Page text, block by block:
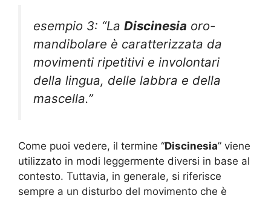
esempio 3: “La Discinesia oro-
mandibolare è caratterizzata da
movimenti ripetitivi e involontari
della lingua, delle labbra e della
mascella.”
Come puoi vedere, il termine “Discinesia” viene
utilizzato in modi leggermente diversi in base al
contesto. Tuttavia, in generale, si riferisce
sempre a un disturbo del movimento che è